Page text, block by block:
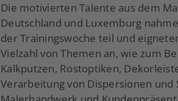
Die motivierten Talente aus dem
Deutschland und Luxemburg
der Trainingswoche teil und
Vielzahl von Themen an, wie zum
Kalkputzen, Rostoptiken,
Verarbeitung von Dispersionen und